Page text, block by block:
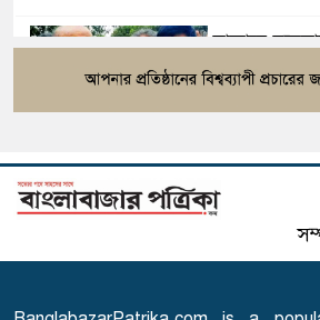
বাজারে
ভেঙে দেওয়া
করলেন
৬
গাজায়
ফিলিস্তিনি
৭